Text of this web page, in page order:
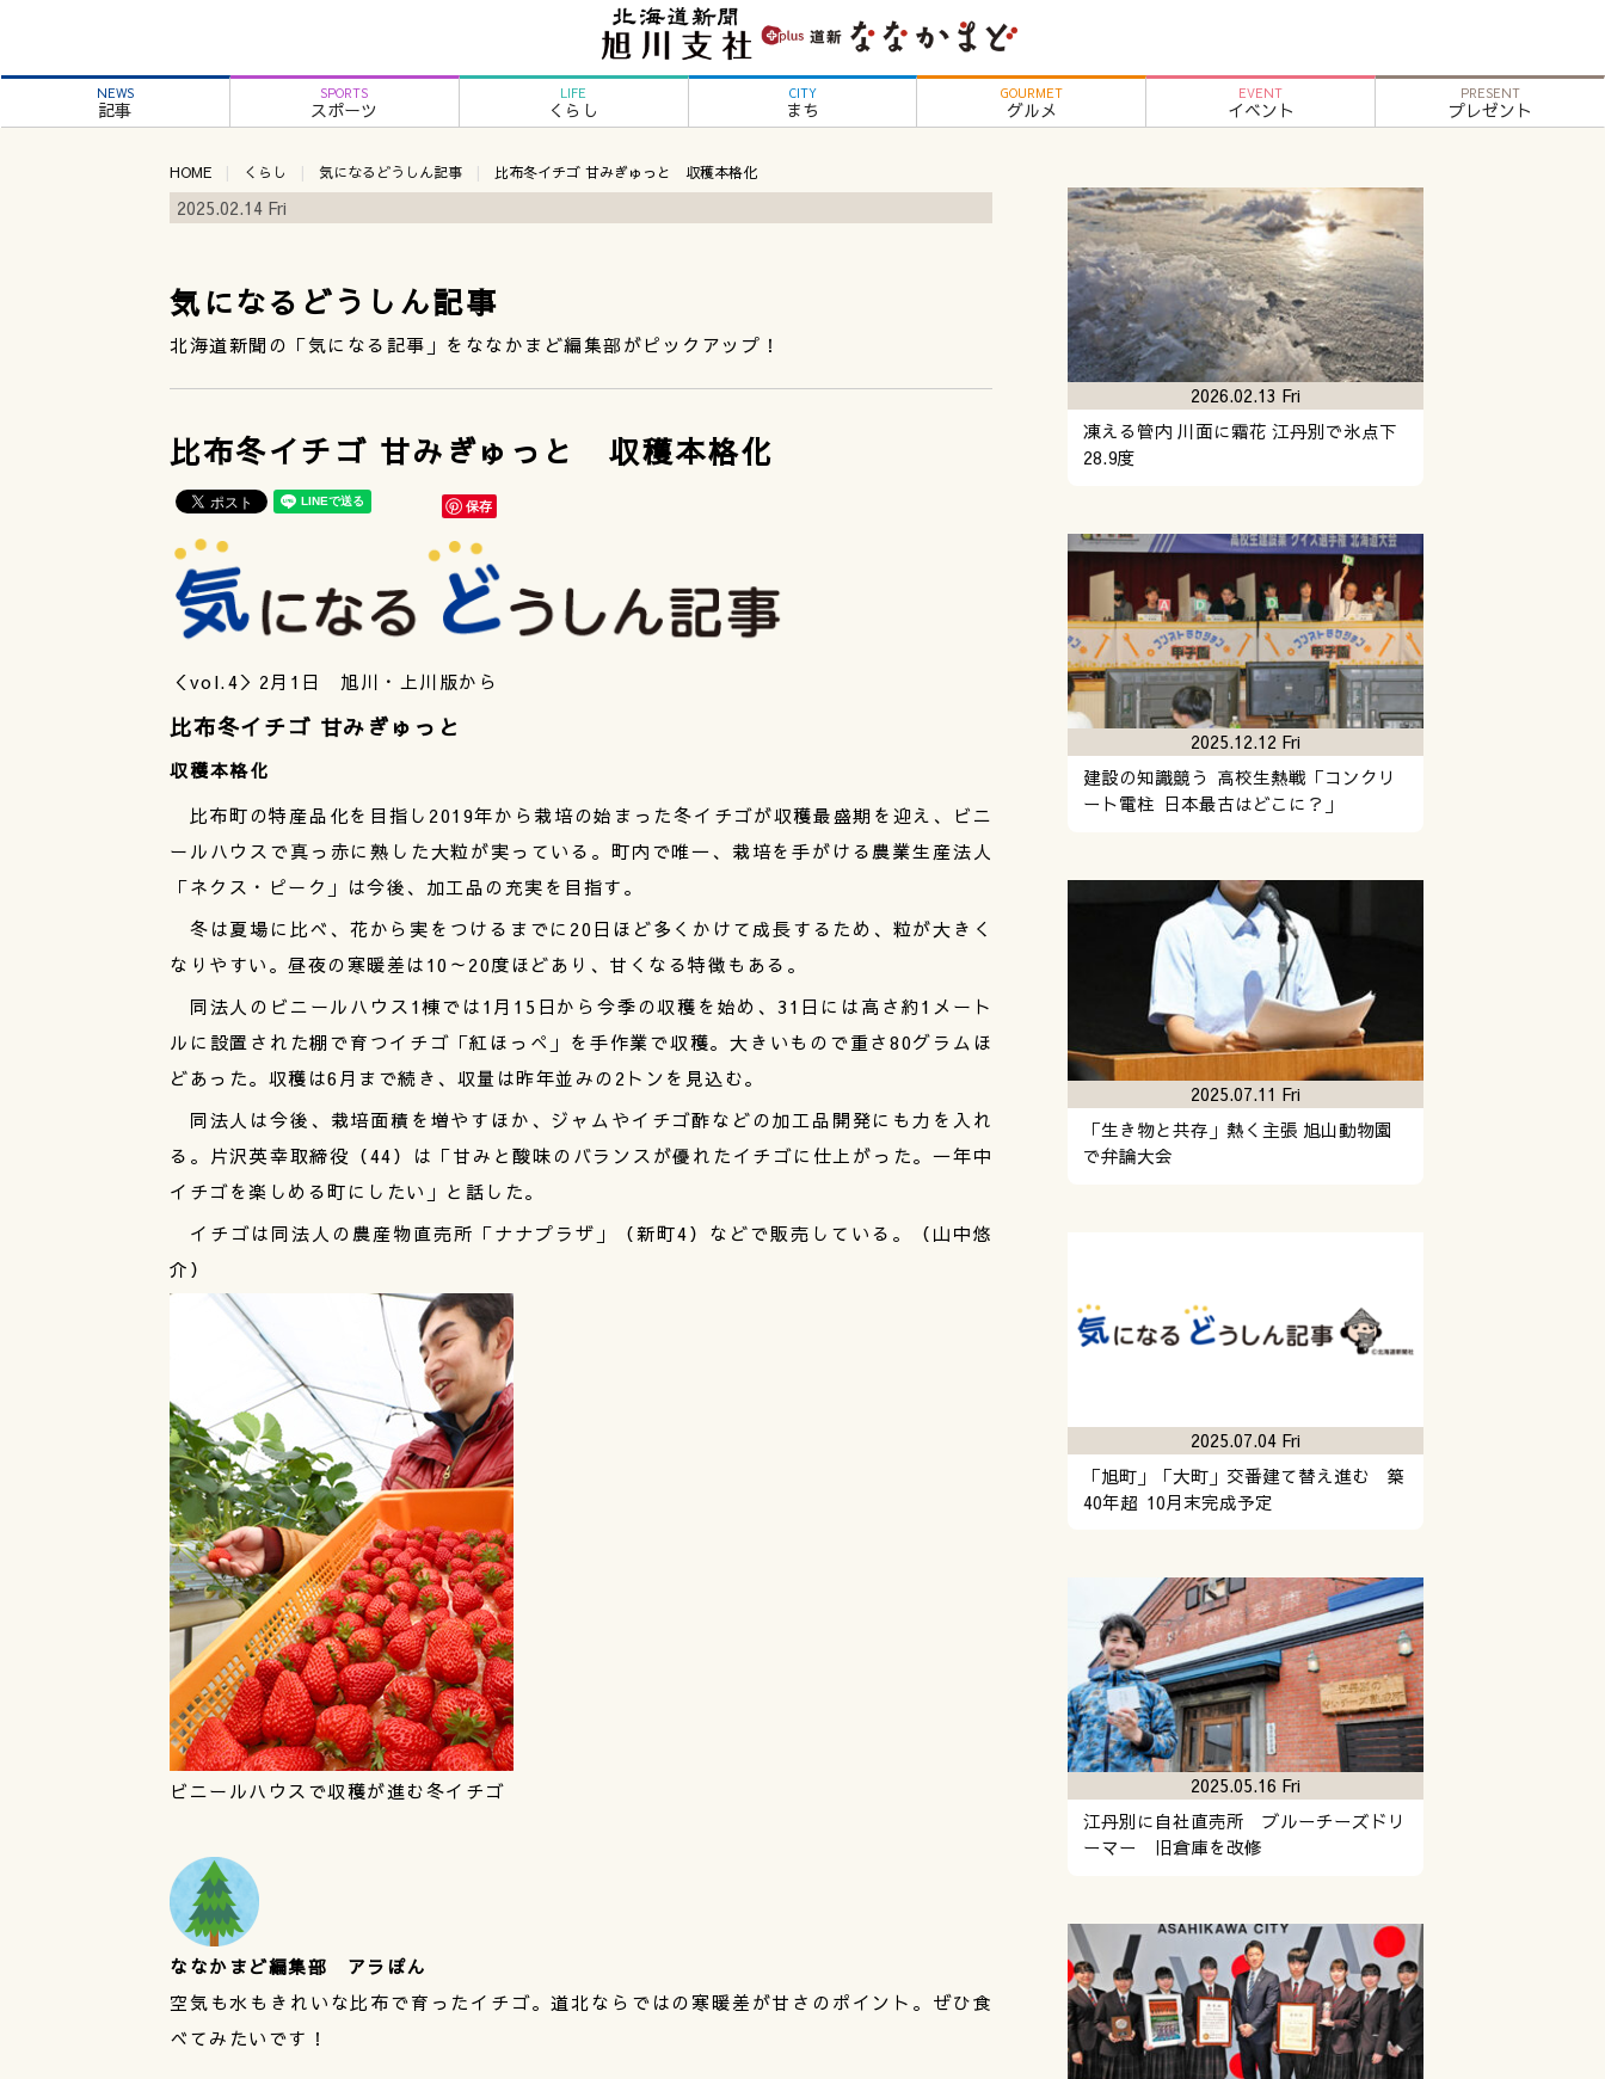
NEWS
記事
SPORTS
スポーツ
LIFE
くらし
CITY
まち
GOURMET
グルメ
EVENT
イベント
PRESENT
プレゼント
HOME くらし 気になるどうしん記事 比布冬イチゴ 甘みぎゅっと 収穫本格化
2025.02.14 Fri
気になるどうしん記事
北海道新聞の「気になる記事」をななかまど編集部がピックアップ！
比布冬イチゴ 甘みぎゅっと 収穫本格化
保存
＜vol.4＞2月1日 旭川・上川版から
比布冬イチゴ 甘みぎゅっと
収穫本格化
比布町の特産品化を目指し2019年から栽培の始まった冬イチゴが収穫最盛期を迎え、ビニ
ールハウスで真っ赤に熟した大粒が実っている。町内で唯一、栽培を手がける農業生産法人
「ネクス・ピーク」は今後、加工品の充実を目指す。
冬は夏場に比べ、花から実をつけるまでに20日ほど多くかけて成長するため、粒が大きく
なりやすい。昼夜の寒暖差は10～20度ほどあり、甘くなる特徴もある。
同法人のビニールハウス1棟では1月15日から今季の収穫を始め、31日には高さ約1メート
ルに設置された棚で育つイチゴ「紅ほっぺ」を手作業で収穫。大きいもので重さ80グラムほ
どあった。収穫は6月まで続き、収量は昨年並みの2トンを見込む。
同法人は今後、栽培面積を増やすほか、ジャムやイチゴ酢などの加工品開発にも力を入れ
る。片沢英幸取締役（44）は「甘みと酸味のバランスが優れたイチゴに仕上がった。一年中
イチゴを楽しめる町にしたい」と話した。
イチゴは同法人の農産物直売所「ナナプラザ」（新町4）などで販売している。（山中悠
介）
ビニールハウスで収穫が進む冬イチゴ
ななかまど編集部 アラぽん
空気も水もきれいな比布で育ったイチゴ。道北ならではの寒暖差が甘さのポイント。ぜひ食
べてみたいです！
凍える管内 川面に霜花 江丹別で氷点下
28.9度
2026.02.13 Fri
建設の知識競う 高校生熱戦「コンクリ
ート電柱 日本最古はどこに？」
2025.12.12 Fri
「生き物と共存」熱く主張 旭山動物園
で弁論大会
2025.07.11 Fri
「旭町」「大町」交番建て替え進む 築
40年超 10月末完成予定
2025.07.04 Fri
江丹別に自社直売所 ブルーチーズドリ
ーマー 旧倉庫を改修
2025.05.16 Fri